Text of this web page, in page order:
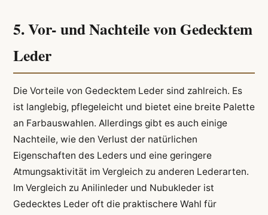
5. Vor- und Nachteile von Gedecktem
Leder
Die Vorteile von Gedecktem Leder sind zahlreich. Es
ist langlebig, pflegeleicht und bietet eine breite Palette
an Farbauswahlen. Allerdings gibt es auch einige
Nachteile, wie den Verlust der natürlichen
Eigenschaften des Leders und eine geringere
Atmungsaktivität im Vergleich zu anderen Lederarten.
Im Vergleich zu Anilinleder und Nubukleder ist
Gedecktes Leder oft die praktischere Wahl für